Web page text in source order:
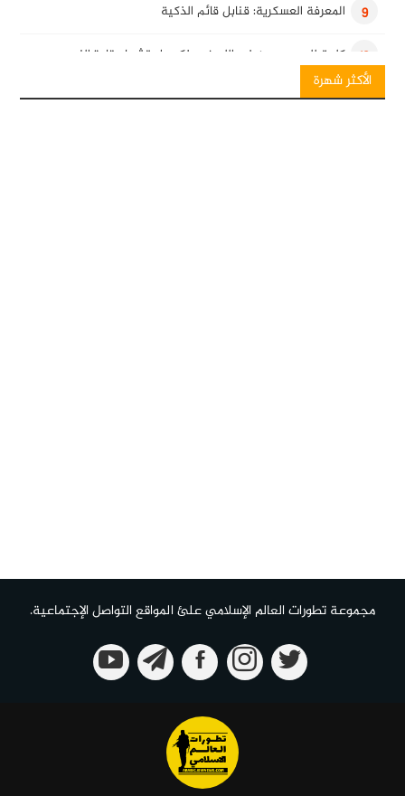
9 المعرفة العسكرية: قنابل قائم الذكية
10 كلمة للسيد حسن نصرالله في ذكرى استشهاد قادة النصر
الأكثر شهرة
مجموعة تطورات العالم الإسلامي علئ المواقع التواصل الإجتماعية.